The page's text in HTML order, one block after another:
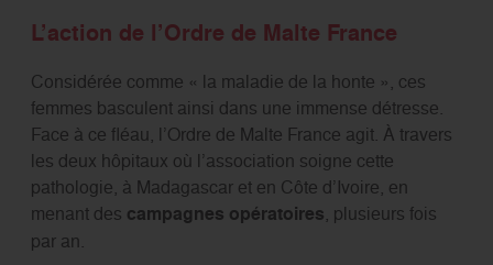
L’action de l’Ordre de Malte France
Considérée comme « la maladie de la honte », ces
femmes basculent ainsi dans une immense détresse.
Face à ce fléau, l’Ordre de Malte France agit. À travers
les deux hôpitaux où l’association soigne cette
pathologie, à Madagascar et en Côte d’Ivoire, en
menant des campagnes opératoires, plusieurs fois
par an.